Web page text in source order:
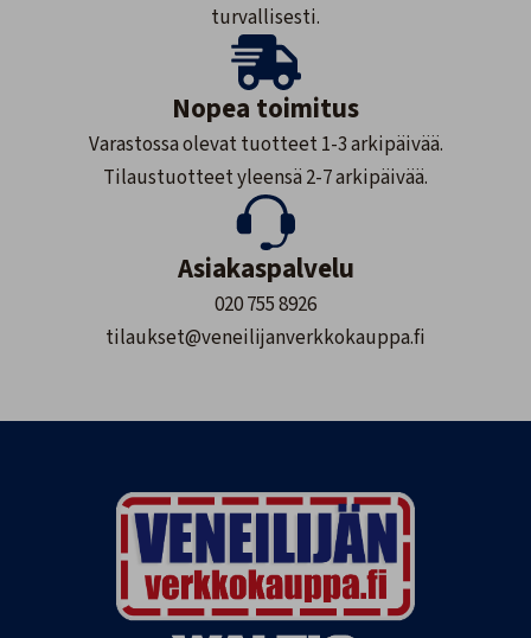
turvallisesti.
Nopea toimitus
Varastossa olevat tuotteet 1-3 arkipäivää.
Tilaustuotteet yleensä 2-7 arkipäivää.
Asiakaspalvelu
020 755 8926
tilaukset@veneilijanverkkokauppa.fi